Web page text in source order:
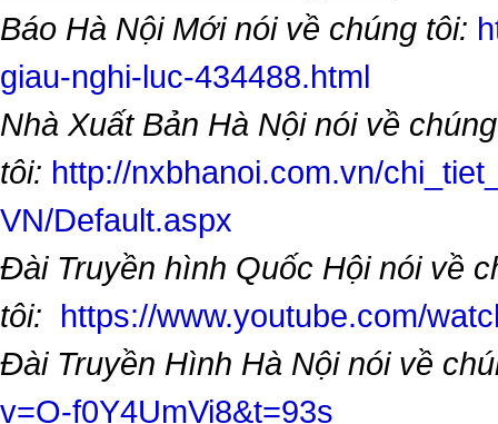
Báo Hà Nội Mới nói về chúng tôi:
giau-nghi-luc-434488.html
Nhà Xuất Bản Hà Nội nói về chúng
tôi: http://nxbhanoi.com.vn/
VN/Default.aspx
Đài Truyền hình Quốc Hội nói về
tôi: https://www.youtube.com/
Đài Truyền Hình Hà Nội nói về
v=O-f0Y4UmVi8&t=93s